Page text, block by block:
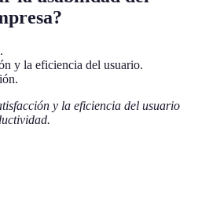
y la eficiencia del usuario.
y la eficiencia del usuario